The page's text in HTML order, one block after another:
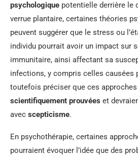
psychologique potentielle derrière le
verrue plantaire, certaines théories
peuvent suggérer que le stress ou
individu pourrait avoir un impact sur
immunitaire, ainsi affectant sa
infections, y compris celles causées
toutefois préciser que ces
scientifiquement prouvées et
avec scepticisme.
En psychothérapie, certaines
pourraient évoquer l’idée que des